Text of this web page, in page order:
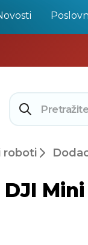
roboti